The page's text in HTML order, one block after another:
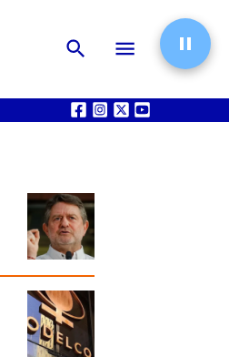
QUIÉNES SOMOS